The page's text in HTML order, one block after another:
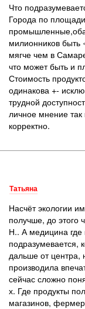
Что
Города по
милионников
мягче чем в
что может быть и
Стоимость
одинакова +-
трудной
личное мнение
корректно.
Татьяна
Насчёт экологии
получше, до
Н.. А медицина где
подразумевается,
дальше от
производила
сейчас сложно
х. Где продукты
магазинов,